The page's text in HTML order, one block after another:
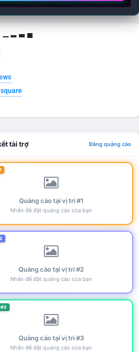
▁ ▂ ▃ ▄
tài trợ Đăng quảng cáo
Quảng cáo tại vị trí #1
Nhấn để đặt quảng cáo của bạn
Quảng cáo tại vị trí #2
Nhấn để đặt quảng cáo của bạn
Quảng cáo tại vị trí #3
Nhấn để đặt quảng cáo của bạn